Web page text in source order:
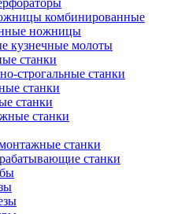
комбинированные
ножницы
кузнечные молоты
станки
строгальные станки
станки
станки
станки
станки
станки